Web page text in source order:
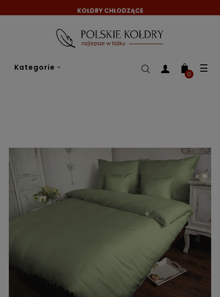
KOŁDRY CHŁODZĄCE
Kategorie ☰
0